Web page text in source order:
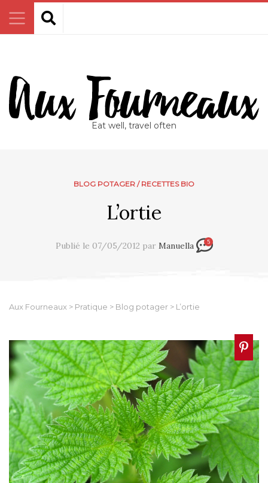
Eat well, travel often
BLOG POTAGER / RECETTES BIO
L’ortie
Publié le 07/05/2012 par Manuella 5
Aux Fourneaux > Pratique > Blog potager > L’ortie